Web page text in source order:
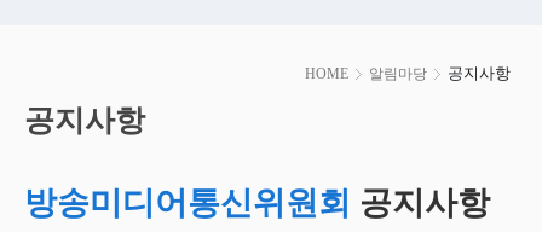
HOME 알림마당 공지사항
시
작
공지사항
방송미디어통신위원회 공지사항